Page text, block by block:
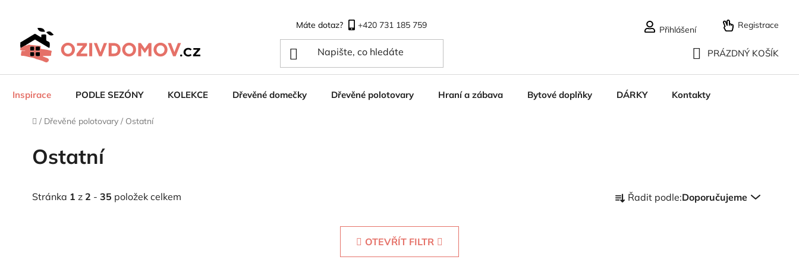
+420 731 185 759 Přihlášení Registrace
KOŠÍK
PRÁZDNÝ KOŠÍK
Inspirace PODLE SEZÓNY KOLEKCE Dřevěné domečky Dřevěné polotovary Hraní a zábava Bytové doplňky DÁRKY Kontakty
Domů
/ Dřevěné polotovary / Ostatní
Ostatní
Stránka 1 z 2 - 35 položek celkem
a Řadit podle:Doporučujeme
OTEVŘÍT FILTR